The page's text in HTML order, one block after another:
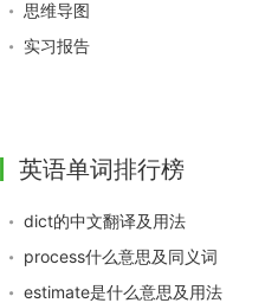
思维导图
实习报告
英语单词排行榜
dict的中文翻译及用法
process什么意思及同义词
estimate是什么意思及用法